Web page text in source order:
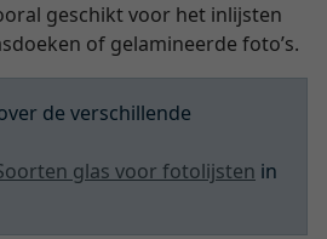
geschikt voor het inlijsten
of gelamineerde foto’s.
de verschillende
glas voor fotolijsten in